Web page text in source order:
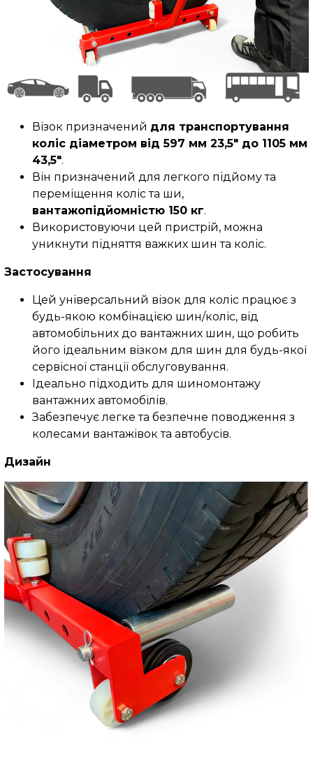
Візок призначений для транспортування
коліс діаметром від 597 мм 23,5″ до 1105 мм
43,5″.
Він призначений для легкого підйому та
переміщення коліс та ши,
вантажопідйомністю 150 кг.
Використовуючи цей пристрій, можна
уникнути підняття важких шин та коліс.
Застосування
Цей універсальний візок для коліс працює з
будь-якою комбінацією шин/коліс, від
автомобільних до вантажних шин, що робить
його ідеальним візком для шин для будь-якої
сервісної станції обслуговування.
Ідеально підходить для шиномонтажу
вантажних автомобілів.
Забезпечує легке та безпечне поводження з
колесами вантажівок та автобусів.
Дизайн